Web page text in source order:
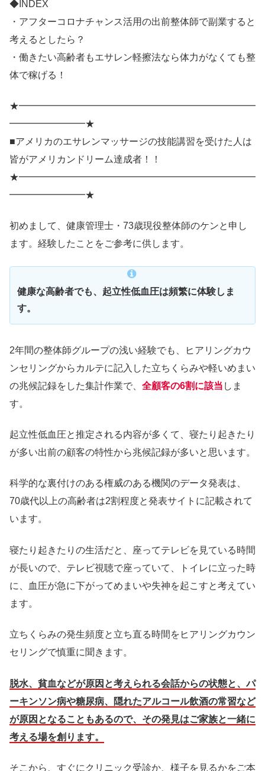
◆INDEX
・アフターコロナチャンス活用の出前整体師で副業すると
考えるとしたら？
・働きたい高齢者もエサレン軽擦法なら体力がなくても整
体で稼げる！
★━━━━━━━━━━━━━━━━━━━━━━━━━
━━━━━━━━★
■アメリカのエサレンマッサージの技能講習を受けた人は
皆がアメリカンドリーム達成者！！
★━━━━━━━━━━━━━━━━━━━━━━━━━
━━━━━━━━★
初めまして、健康管理士・73歳現役整体師のケンと申し
ます。経験したことをご参考に供します。
健康な高齢者でも、起立性低血圧は頻繁に体験しま
す。
2年間の整体師グループの浅い経験でも、ヒアリングカウ
ンセリングからカルテに記入した立ちくらみや軽いめまい
の兆候記録をした集計作業で、 全顧客の6割に該当 しま
す。
起立性低血圧と推定される内容が多くて、寝たり起きたり
が多い出前の顧客の特性から兆候記録が多いと思います。
科学的な裏付けのある権威のある機関のデータ発表は、
70歳代以上の高齢者は2割程度と発表サイトに記載されて
います。
寝たり起きたりの生活だと、座ってテレビを見ている時間
が長いので、テレビ視聴で座っていて、トイレに立った時
に、血圧が急に下がってめまいや失神を起こすと考えてい
ます。
立ちくらみの発生頻度と立ち直る時間をヒアリングカウン
セリングで慎重に聞きます。
脱水、貧血などが原因と考えられる会話からの状態と、パ
ーキンソン病や糖尿病、隠れたアルコール飲酒の常習など
が原因となることもあるので、その発見はご家族と一緒に
考える場を創ります。
そこから、すぐにクリニック受診か、様子を見るかをご本